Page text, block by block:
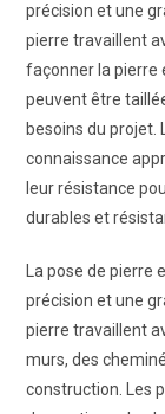
précision et une
pierre travaillent
façonner la pierre
peuvent être
besoins du projet.
connaissance
leur résistance
durables et
La pose de
précision et une
pierre travaillent
murs, des
construction. Les